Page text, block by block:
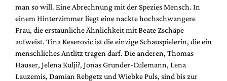
man so will. Eine Abrechnung mit der Spezies Mensch. In
einem Hinterzimmer liegt eine nackte hochschwangere
Frau, die erstaunliche Ähnlichkeit mit Beate Zschäpe
aufweist. Tina Keserovic ist die einzige Schauspielerin, die ein
menschliches Antlitz tragen darf. Die anderen, Thomas
Hauser, Jelena Kulji?, Jonas Grunder-Culemann, Lena
Lauzemis, Damian Rebgetz und Wiebke Puls, sind bis zur